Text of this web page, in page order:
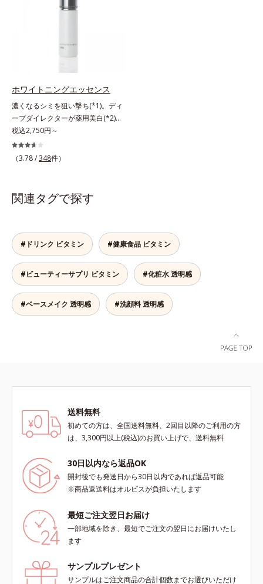
ンの生成を抑え、シミ・ソバカスを
本放射線影響学会第53回大会で
2010年10月に初めて発表したこと
まで*6 シミ・ソバカスが肌表面に
あらわれること*7 L-アスコルビン
酸 2-グルコシド*8 L-アスコルビン
酸 2-グルコシド、パウダルコ樹皮エ
キス、油溶性甘草エキス(2)*9 乾燥
など※ウォッシュには高圧処理ビタ
るべく、独自技術によるオルビスの
ム（カプセル）にビタミンCを閉じ
込めることで体内になじみやすく、
従来のビタミンCに比べて吸収率が
ぐんとアップ！さらにじっくり時間
差で届けるタイムデリバー設計をプ
ラスすることで体内に長く留め、最
大限アプローチしていきます。甘酸
っぱいパイン風味が口の中に爽やか
に広がる顆粒タイプ。水なしでもサ
ッと摂れます。
ホワイトニングエッセンス
濃くなるシミを狙い撃ち(*1)。ディ
ープダイレクターが薬用美白(*2)成
分を、肌の奥深く(*3)まで効かせる
美容液。しつこいシミの原因“詰ま
りメラニン(*1)”の生成を抑え、透明
は肌のターンオーバーが低下し、メ
ラニンが肌の奥(*3)で詰まっている
を採用しました。ディープダイレク
ター（ヒメフウロエキス、スターフ
ルーツ葉エキス）が詰まりメラニン
の生成を抑制し、浸透(*4)パワーで
美白成分・速効性ビタミンC誘導体
などの成分をシミの元へ届けます。
みずみずしくスーッと浸透し後肌は
メラノサイト*4 角層まで
税込2,750円～
（3.78 /348件）
関連タグで探す
#ドリンク ビタミン #健康食品 ビタミン
#ビューティーサプリ ビタミン #化粧水 透明感
#ベースメイク 透明感 #洗顔料 透明感
送料無料
初めての方は、全国送料無料、2回目以降のご利用の方
は、3,300円以上(税込)のお買い上げで、送料無料
30日以内なら返品OK
開封後でも発送日から30日以内であれば返品可能
※商品返送料はオルビスが負担いたします
最短ご注文翌日お届け
一部地域を除き、最短でご注文の翌日にお届けいたし
ます
サンプルプレゼント
サンプルはご注文商品の合計個数までお選びいただけ